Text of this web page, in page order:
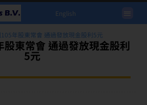
English
年股東常會 通過發放現金股利5元
東常會 通過發放現金股利
5元